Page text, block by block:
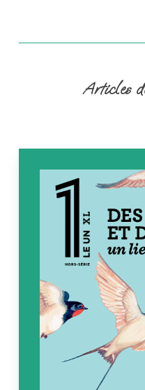
Articles